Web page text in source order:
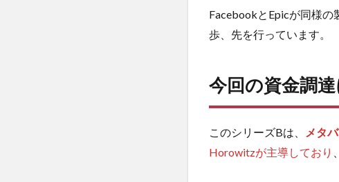
FacebookとEpicが同様の
歩、先を行っています。
今回の資金調
このシリーズBは、 メタ
Horowitzが主導しており